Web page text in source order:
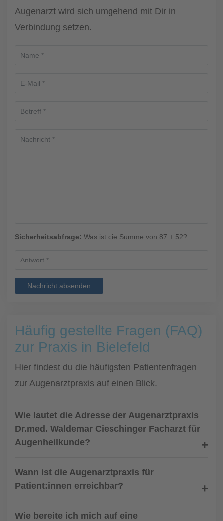
Augenarzt wird sich umgehend mit Dir in
Verbindung setzen.
Sicherheitsabfrage: Was ist die Summe von 87 + 52?
Nachricht absenden
Häufig gestellte Fragen (FAQ)
zur Praxis in Bielefeld
Hier findest du die häufigsten Patientenfragen
zur Augenarztpraxis auf einen Blick.
Wie lautet die Adresse der Augenarztpraxis
Dr.med. Waldemar Cieschinger Facharzt für
Augenheilkunde?
Wann ist die Augenarztpraxis für
Patient:innen erreichbar?
Wie bereite ich mich auf eine